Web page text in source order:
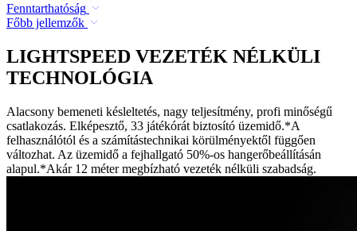
Fenntarthatóság
Főbb jellemzők
LIGHTSPEED VEZETÉK NÉLKÜLI
TECHNOLÓGIA
Alacsony bemeneti késleltetés, nagy teljesítmény, profi minőségű
csatlakozás. Elképesztő, 33 játékórát biztosító üzemidő.*A
felhasználótól és a számítástechnikai körülményektől függően
változhat. Az üzemidő a fejhallgató 50%-os hangerőbeállításán
alapul.*Akár 12 méter megbízható vezeték nélküli szabadság.